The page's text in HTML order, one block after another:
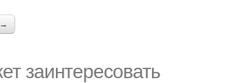
→
заинтересовать